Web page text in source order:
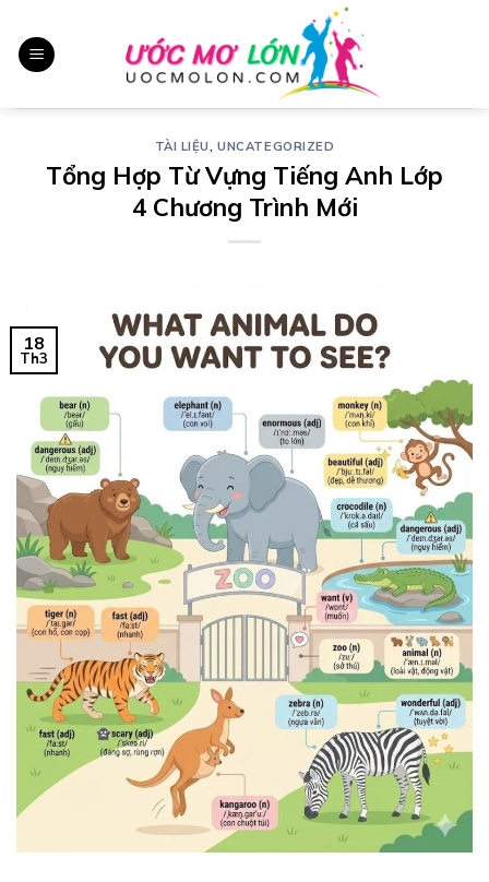
đến
nội
TÀI LIỆU,UNCATEGORIZED
Tổng Hợp Từ Vựng Tiếng Anh Lớp
4 Chương Trình Mới
18
Th3